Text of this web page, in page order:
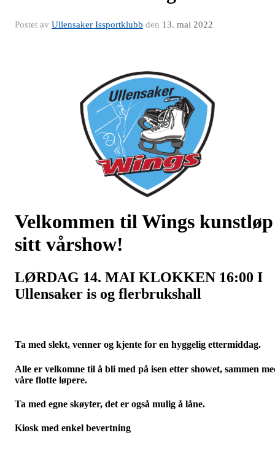
Postet av Ullensaker Issportklubb den 13. mai 2022
Velkommen til Wings kunstløp
sitt vårshow!
LØRDAG 14. MAI KLOKKEN 16:00 I
Ullensaker is og flerbrukshall
Ta med slekt, venner og kjente for en hyggelig ettermiddag.
Alle er velkomne til å bli med på isen etter showet, sammen
våre flotte løpere.
Ta med egne skøyter, det er også mulig å låne.
Kiosk med enkel bevertning